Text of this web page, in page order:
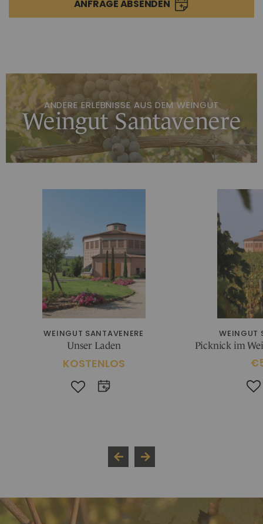
ANFRAGE ABSENDEN
ANDERE ERLEBNISSE AUS DEM WEINGUT
Weingut Santavenere
WEINGUT SANTAVENERE
Unser Laden
KOSTENLOS
WEINGUT
Picknick im